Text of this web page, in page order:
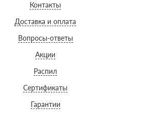
Контакты
Доставка и оплата
Вопросы-ответы
Акции
Распил
Сертификаты
Гарантии